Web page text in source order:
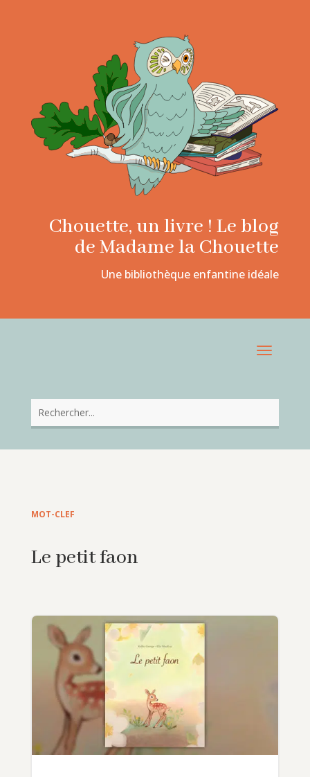
Chouette, un livre ! Le blog
de Madame la Chouette
Une bibliothèque enfantine idéale
MOT-CLEF
Le petit faon